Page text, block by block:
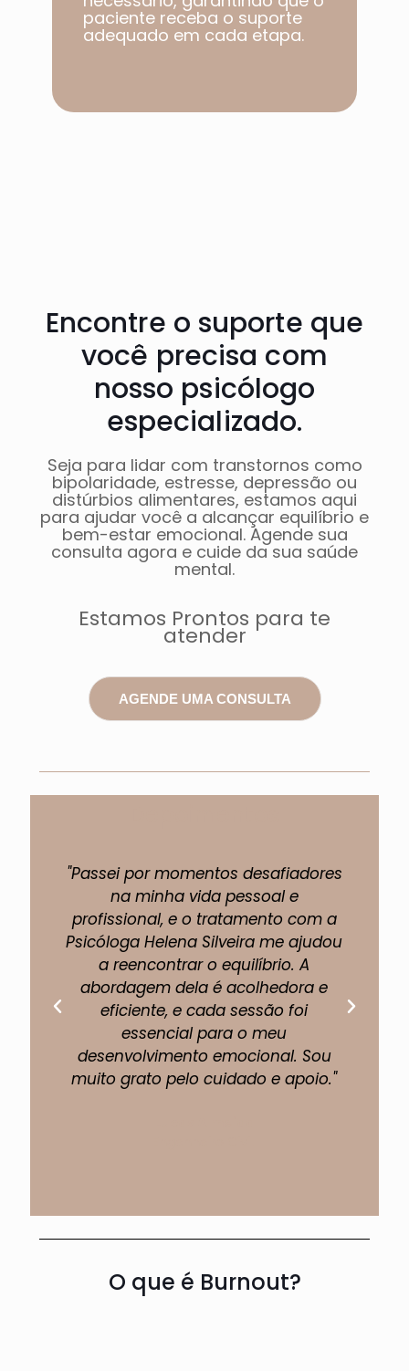
paciente receba o suporte
adequado em cada etapa.​
Encontre o suporte que
você precisa com
nosso psicólogo
especializado.
Seja para lidar com transtornos como
bipolaridade, estresse, depressão ou
distúrbios alimentares, estamos aqui
para ajudar você a alcançar equilíbrio e
bem-estar emocional. Agende sua
consulta agora e cuide da sua saúde
mental.
Estamos Prontos para te
atender
AGENDE UMA CONSULTA
"Passei por momentos desafiadores
na minha vida pessoal e
profissional, e o tratamento com a
Psicóloga Helena Silveira me ajudou
a reencontrar o equilíbrio. A
abordagem dela é acolhedora e
eficiente, e cada sessão foi
essencial para o meu
desenvolvimento emocional. Sou
muito grato pelo cuidado e apoio."
O que é Burnout?